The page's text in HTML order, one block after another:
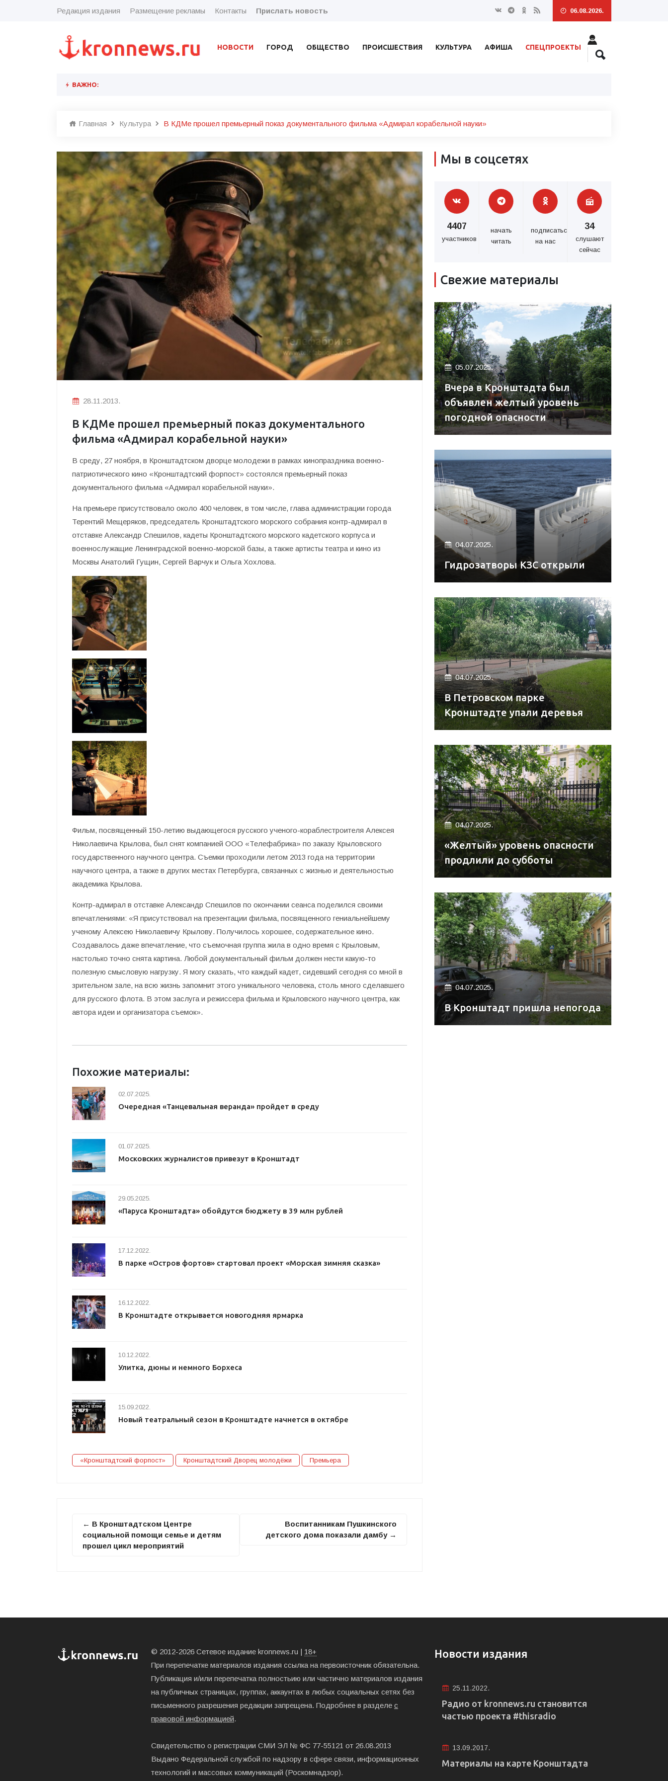
Редакция издания Размещение рекламы Контакты Прислать новость 06.08.2026.
НОВОСТИ ГОРОД ОБЩЕСТВО ПРОИСШЕСТВИЯ КУЛЬТУРА АФИША СПЕЦПРОЕКТЫ
ВАЖНО:
Главная Культура В КДМе прошел премьерный показ документального фильма «Адмирал корабельной науки»
28.11.2013.
В КДМе прошел премьерный показ документального
фильма «Адмирал корабельной науки»
В среду, 27 ноября, в Кронштадтском дворце молодежи в рамках кинопраздника военно-
патриотического кино «Кронштадтский форпост» состоялся премьерный показ
документального фильма «Адмирал корабельной науки».
На премьере присутствовало около 400 человек, в том числе, глава администрации города
Терентий Мещеряков, председатель Кронштадтского морского собрания контр-адмирал в
отставке Александр Спешилов, кадеты Кронштадтского морского кадетского корпуса и
военнослужащие Ленинградской военно-морской базы, а также артисты театра и кино из
Москвы Анатолий Гущин, Сергей Варчук и Ольга Хохлова.
Фильм, посвященный 150-летию выдающегося русского ученого-кораблестроителя Алексея
Николаевича Крылова, был снят компанией ООО «Телефабрика» по заказу Крыловского
государственного научного центра. Съемки проходили летом 2013 года на территории
научного центра, а также в других местах Петербурга, связанных с жизнью и деятельностью
академика Крылова.
Контр-адмирал в отставке Александр Спешилов по окончании сеанса поделился своими
впечатлениями: «Я присутствовал на презентации фильма, посвященного гениальнейшему
ученому Алексею Николаевичу Крылову. Получилось хорошее, содержательное кино.
Создавалось даже впечатление, что съемочная группа жила в одно время с Крыловым,
настолько точно снята картина. Любой документальный фильм должен нести какую-то
полезную смысловую нагрузку. Я могу сказать, что каждый кадет, сидевший сегодня со мной в
зрительном зале, на всю жизнь запомнит этого уникального человека, столь много сделавшего
для русского флота. В этом заслуга и режиссера фильма и Крыловского научного центра, как
автора идеи и организатора съемок».
Похожие материалы:
02.07.2025.
Очередная «Танцевальная веранда» пройдет в среду
01.07.2025.
Московских журналистов привезут в Кронштадт
29.05.2025.
«Паруса Кронштадта» обойдутся бюджету в 39 млн рублей
17.12.2022.
В парке «Остров фортов» стартовал проект «Морская зимняя сказка»
16.12.2022.
В Кронштадте открывается новогодняя ярмарка
10.12.2022.
Улитка, дюны и немного Борхеса
15.09.2022.
Новый театральный сезон в Кронштадте начнется в октябре
«Кронштадтский форпост» Кронштадтский Дворец молодёжи Премьера
← В Кронштадтском Центре
социальной помощи семье и детям
прошел цикл мероприятий
Воспитанникам Пушкинского
детского дома показали дамбу →
Мы в соцсетях
4407
участников
начать
читать
подписаться
на нас
34
слушают
сейчас
Свежие материалы
05.07.2025.
Вчера в Кронштадта был
объявлен желтый уровень
погодной опасности
04.07.2025.
Гидрозатворы КЗС открыли
04.07.2025.
В Петровском парке
Кронштадте упали деревья
04.07.2025.
«Желтый» уровень опасности
продлили до субботы
04.07.2025.
В Кронштадт пришла непогода
© 2012-2026 Сетевое издание kronnews.ru | 18+
При перепечатке материалов издания ссылка на первоисточник обязательна.
Публикация и/или перепечатка полностьию или частично материалов издания
на публичных страницах, группах, аккаунтах в любых социальных сетях без
письменного разрешения редакции запрещена. Подробнее в разделе с
правовой информацией.
Свидетельство о регистрации СМИ ЭЛ № ФС 77-55121 от 26.08.2013
Выдано Федеральной службой по надзору в сфере связи, информационных
технологий и массовых коммуникаций (Роскомнадзор).
Новости издания
25.11.2022.
Радио от kronnews.ru становится
частью проекта #thisradio
13.09.2017.
Материалы на карте Кронштадта